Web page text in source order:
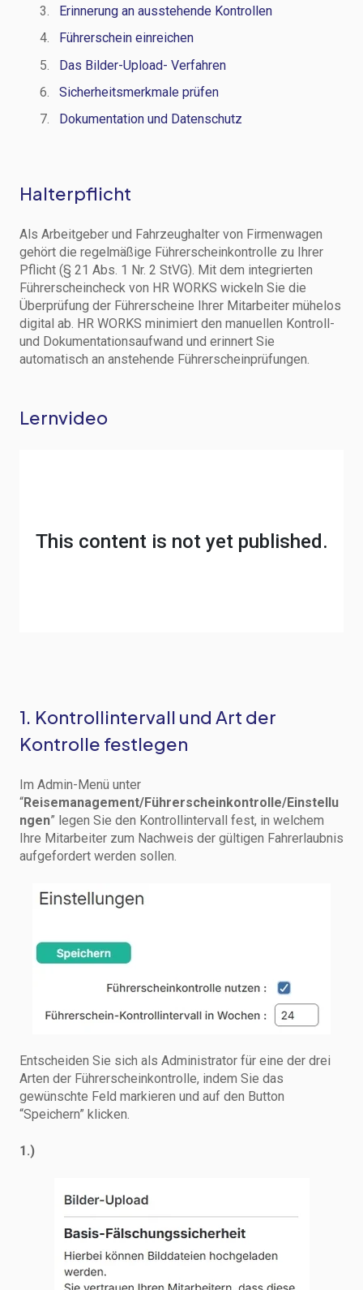
Erinnerung an ausstehende Kontrollen
Führerschein einreichen
Das Bilder-Upload- Verfahren
Sicherheitsmerkmale prüfen
Dokumentation und Datenschutz
Halterpflicht
Als Arbeitgeber und Fahrzeughalter von Firmenwagen
gehört die regelmäßige Führerscheinkontrolle zu Ihrer
Pflicht (§ 21 Abs. 1 Nr. 2 StVG). Mit dem integrierten
Führerscheincheck von HR WORKS wickeln Sie die
Überprüfung der Führerscheine Ihrer Mitarbeiter mühelos
digital ab. HR WORKS minimiert den manuellen Kontroll-
und Dokumentationsaufwand und erinnert Sie
automatisch an anstehende Führerscheinprüfungen.
Lernvideo
1. Kontrollintervall und Art der
Kontrolle festlegen
Im Admin-Menü unter
“Reisemanagement/Führerscheinkontrolle/Einstellu
ngen” legen Sie den Kontrollintervall fest, in welchem
Ihre Mitarbeiter zum Nachweis der gültigen Fahrerlaubnis
aufgefordert werden sollen.
Entscheiden Sie sich als Administrator für eine der drei
Arten der Führerscheinkontrolle, indem Sie das
gewünschte Feld markieren und auf den Button
“Speichern” klicken.
1.)